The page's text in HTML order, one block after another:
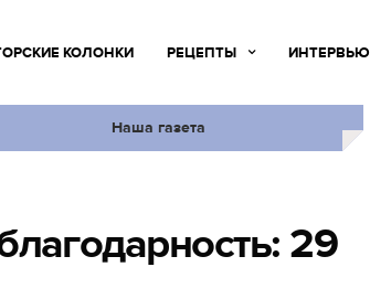
КОЛОНКИ РЕЦЕПТЫ ИНТЕРВЬЮ
Наша газета
29